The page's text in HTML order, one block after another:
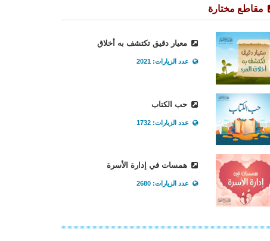
مقاطع مختارة
معيار دقيق تكتشف به أخلاق
عدد الزيارات: 2021
حب الكتاب
عدد الزيارات: 1732
همسات في إدارة الأسرة
عدد الزيارات: 2680